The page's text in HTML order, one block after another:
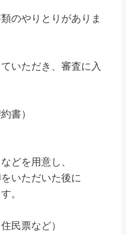
のやりとりがありま
いただき、審査に入
書）
どを用意し、
いただいた後に
。
民票など）